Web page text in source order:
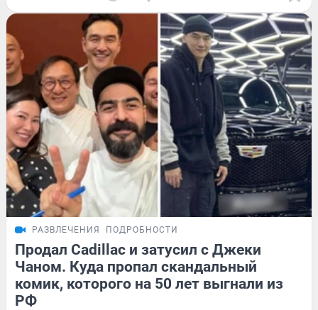
РАЗВЛЕЧЕНИЯ ПОДРОБНОСТИ
Продал Cadillac и затусил с Джеки
Чаном. Куда пропал скандальный
комик, которого на 50 лет выгнали из
РФ